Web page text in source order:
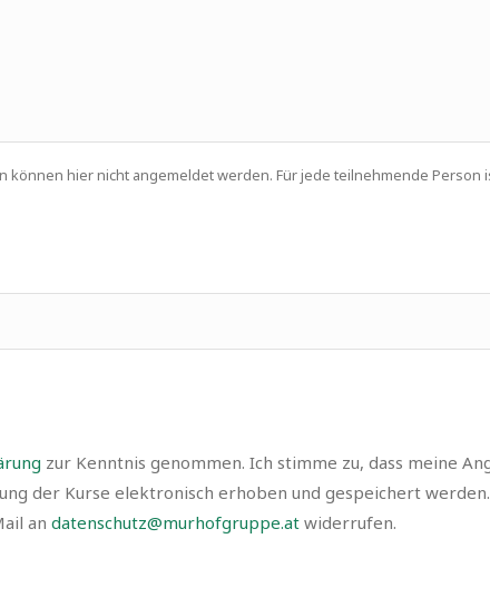
können hier nicht angemeldet werden. Für jede teilnehmende Person
zur Kenntnis genommen. Ich stimme zu, dass meine
der Kurse elektronisch erhoben und gespeichert
andatenschutz@murhofgruppe.at widerrufen.